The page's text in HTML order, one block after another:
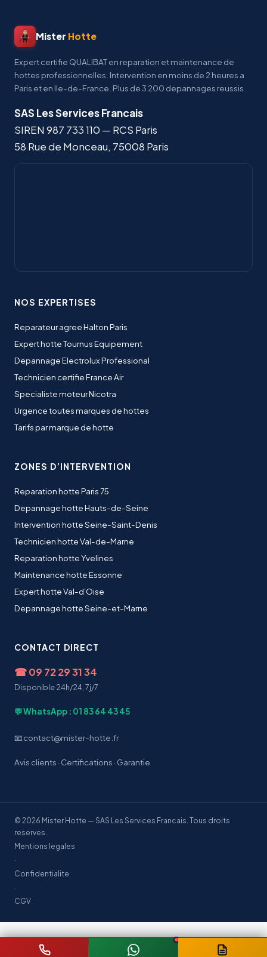
Mister Hotte
Expert certifie QUALIBAT en reparation et maintenance de
hottes professionnelles. Intervention en moins de 2 heures a
Paris et en Ile-de-France. Plus de 3 200 depannages reussis.
SAS Les Services Francais
SIREN 987 733 110 — RCS Paris
58 Rue de Monceau, 75008 Paris
NOS EXPERTISES
Reparateur agree Halton Paris
Expert hotte Tournus Equipement
Depannage Electrolux Professional
Technicien certifie France Air
Specialiste moteur Nicotra
Urgence toutes marques de hottes
Tarifs par marque de hotte
ZONES D’INTERVENTION
Reparation hotte Paris 75
Depannage hotte Hauts-de-Seine
Intervention hotte Seine-Saint-Denis
Technicien hotte Val-de-Marne
Reparation hotte Yvelines
Maintenance hotte Essonne
Expert hotte Val-d’Oise
Depannage hotte Seine-et-Marne
CONTACT DIRECT
☎09 72 29 31 34
Disponible 24h/24, 7j/7
💬 WhatsApp : 01 83 64 43 45
📧 contact@mister-hotte.fr
Avis clients · Certifications · Garantie
© 2026 Mister Hotte — SAS Les Services Francais. Tous droits
reserves.
Mentions legales
·
Confidentialite
·
CGV